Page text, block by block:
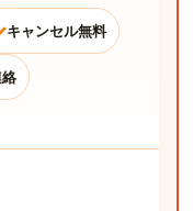
キャンセル無料